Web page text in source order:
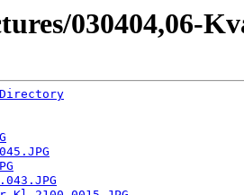
030404,06-